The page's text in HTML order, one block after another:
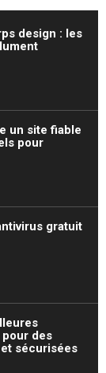
design : les
un site fiable
pour
gratuit
des
sécurisées